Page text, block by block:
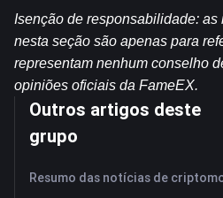
Isenção de responsabilidade:
nesta seção são apenas para
representam nenhum conselho
opiniões oficiais da FameEX.
Outros artigos deste
grupo